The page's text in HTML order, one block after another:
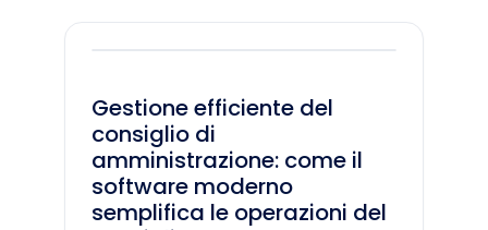
Gestione efficiente del
consiglio di
amministrazione: come il
software moderno
semplifica le operazioni del